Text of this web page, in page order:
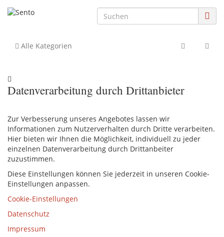
Alle Kategorien
Datenverarbeitung durch Drittanbieter
Zur Verbesserung unseres Angebotes lassen wir
Informationen zum Nutzerverhalten durch Dritte verarbeiten.
Hier bieten wir Ihnen die Möglichkeit, individuell zu jeder
einzelnen Datenverarbeitung durch Drittanbeiter
zuzustimmen.
Diese Einstellungen können Sie jederzeit in unseren Cookie-
Einstellungen anpassen.
Cookie-Einstellungen
Datenschutz
Impressum